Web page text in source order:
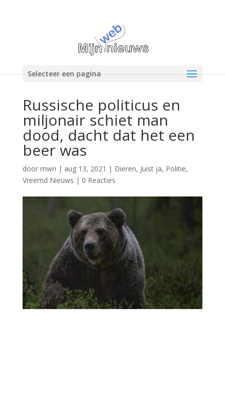
Selecteer een pagina
Russische politicus en
miljonair schiet man
dood, dacht dat het een
beer was
door mwn | aug 13, 2021 | Dieren, Juist ja, Politie,
Vreemd Nieuws | 0 Reacties